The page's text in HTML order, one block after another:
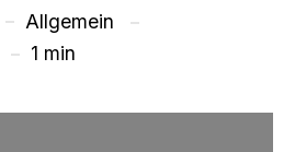
unter
Allgemein
1 min